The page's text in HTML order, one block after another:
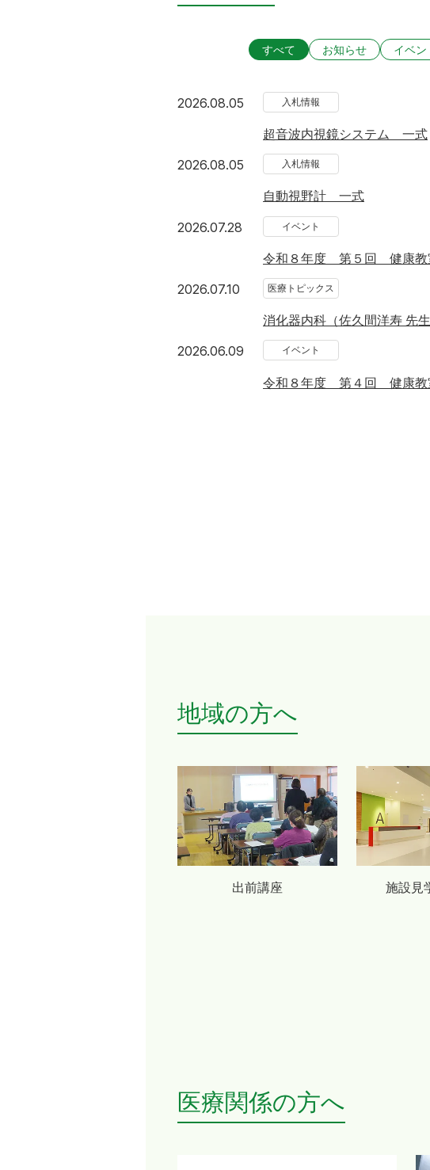
すべて お知らせ イベン
2026.08.05 2026年8月5日
入札情報
超音波内視鏡システム 一式
2026.08.05 2026年8月5日
入札情報
自動視野計 一式
2026.07.28 2026年7月28日
イベント
令和８年度 第５回 健康教
2026.07.10 2026年7月10日
医療トピックス
消化器内科（佐久間洋寿 先
2026.06.09 2026年6月9日
イベント
令和８年度 第４回 健康教
地域の方へ
出前講座 施設見
医療関係の方へ